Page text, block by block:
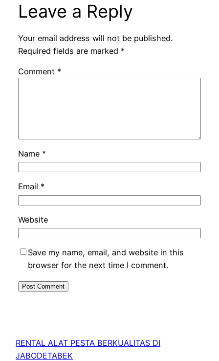
Leave a Reply
Your email address will not be published.
Required fields are marked *
Comment *
Name *
Email *
Website
Save my name, email, and website in this
browser for the next time I comment.
RENTAL ALAT PESTA BERKUALITAS DI
JABODETABEK